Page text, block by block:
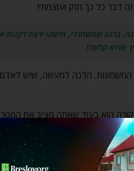
דבר כל כך חזק ועוצמתי!
ברגע שתשחררי, מישהו ירצה
שהיא קלעה!
המשמעות, הלכה למעשה, שיש
הוא בעוד שאתה מציב את
אתה
רוצה את זה,
יודע מה תהיה התוצאה הטובה